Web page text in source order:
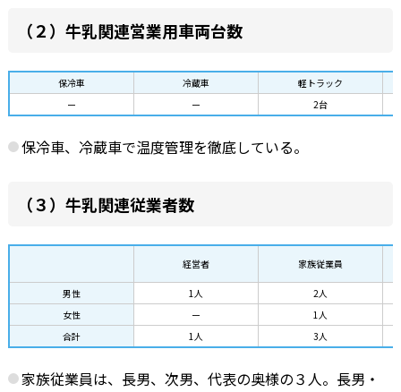
（２）牛乳関連営業用車両台数
保冷車 冷蔵車
軽トラック
ー
ー 2台
保冷車、冷蔵車で温度管理を徹底している。
（３）牛乳関連従業者数
経営者 家族従業員
男性 1人
2人
女性
ー
1人
合計
1人 3人
家族従業員は、長男、次男、代表の奥様の３人。長男・